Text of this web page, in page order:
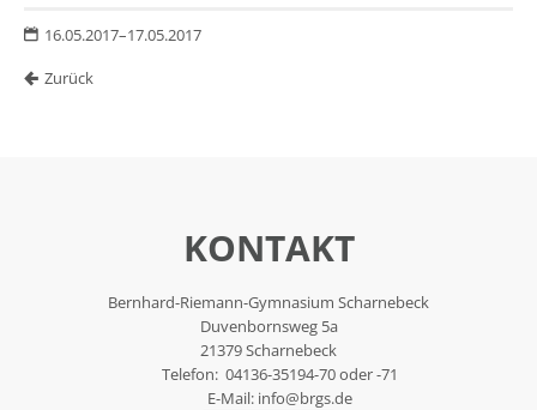
16.05.2017–17.05.2017
Zurück
KONTAKT
Bernhard-Riemann-Gymnasium Scharnebeck
Duvenbornsweg 5a
21379 Scharnebeck
Telefon: 04136-35194-70 oder -71
E-Mail: info@brgs.de